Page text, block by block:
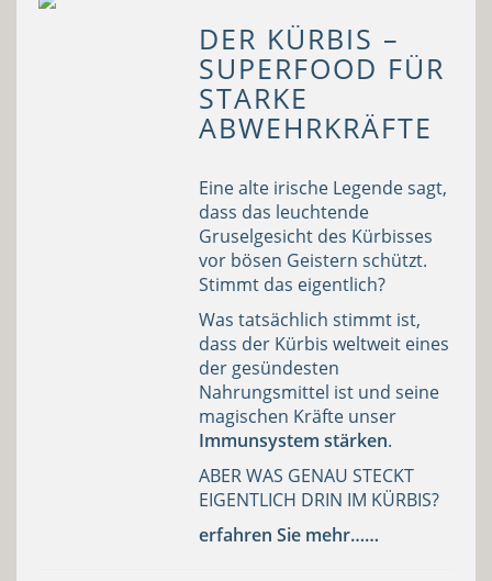
DER KÜRBIS –
SUPERFOOD FÜR
STARKE
ABWEHRKRÄFTE
Eine alte irische Legende sagt,
dass das leuchtende
Gruselgesicht des Kürbisses
vor bösen Geistern schützt.
Stimmt das eigentlich?
Was tatsächlich stimmt ist,
dass der Kürbis weltweit eines
der gesündesten
Nahrungsmittel ist und seine
magischen Kräfte unser
Immunsystem stärken.
ABER WAS GENAU STECKT
EIGENTLICH DRIN IM KÜRBIS?
erfahren Sie mehr……